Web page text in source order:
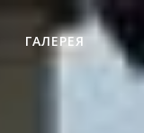
ГАЛЕРЕЯ